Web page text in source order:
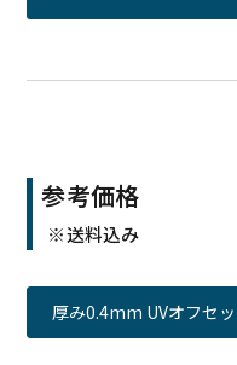
参考価格
※送料込み
厚み0.4mm UVオフセ